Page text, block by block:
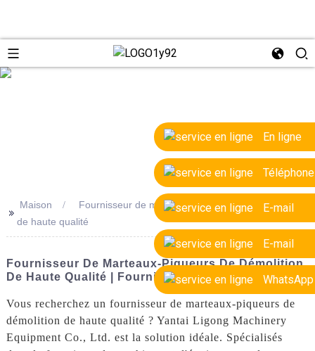
En ligne
Téléphone
E-mail
E-mail
WhatsApp
>>
Maison
Fournisseur de marteaux-piqueurs de démolition
de haute qualité
Fournisseur De Marteaux-Piqueurs De Démolition
De Haute Qualité | Fournisseurs D'usine OEM
Vous recherchez un fournisseur de marteaux-piqueurs de
démolition de haute qualité ? Yantai Ligong Machinery
Equipment Co., Ltd. est la solution idéale. Spécialisés